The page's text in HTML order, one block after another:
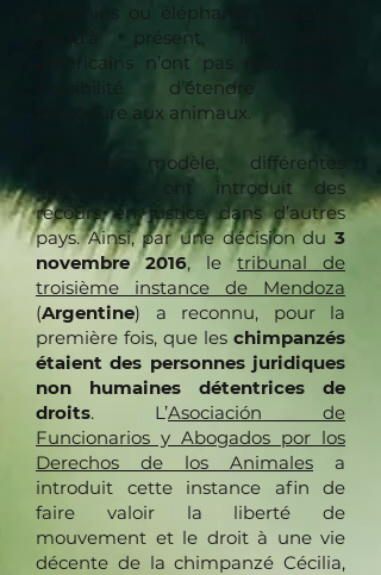
dauphins ou éléphants. Toutefois,
jusqu’à présent, les juges
américains n’ont pas reconnu la
possibilité d’étendre cette
procédure aux animaux.
Sur ce modèle, différentes
associations ont introduit des
recours en justice dans d’autres
pays. Ainsi, par une décision du 3
novembre 2016, letribunal de
troisième instance de Mendoza
(Argentine) a reconnu, pour la
première fois, que les chimpanzés
étaient des personnes juridiques
non humaines détentrices de
droits. L’Asociación de
Funcionarios y Abogados por los
Derechos de los Animales a
introduit cette instance afin de
faire valoir la liberté de
mouvement et le droit à une vie
décente de la chimpanzé Cécilia,